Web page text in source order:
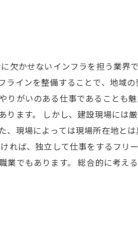
欠かせないインフラを担う業界
インを整備することで、地域
がいのある仕事であることも
ます。 しかし、建設現場には
現場によっては現場所在地と
れば、独立して仕事をするフリ
でもあります。 総合的に考え